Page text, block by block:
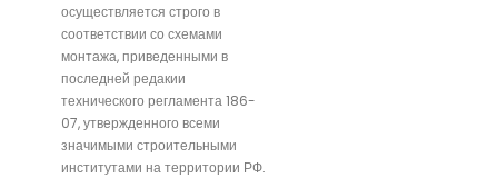
осуществляется строго в
соответствии со схемами
монтажа, приведенными в
последней редакии
технического регламента 186-
07, утвержденного всеми
значимыми строительными
институтами на территории РФ.